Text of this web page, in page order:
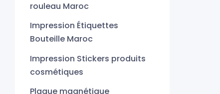
rouleau Maroc
Impression Étiquettes
Bouteille Maroc
Impression Stickers produits
cosmétiques
Plaque magnétique